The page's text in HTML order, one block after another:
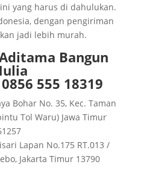
yang harus di dahulukan.
dengan pengiriman
jadi lebih murah.
Bangun
555 18319
Bohar No. 35, Kec. Taman
Tol Waru) Jawa Timur
Lapan No.175 RT.013 /
Jakarta Timur 13790